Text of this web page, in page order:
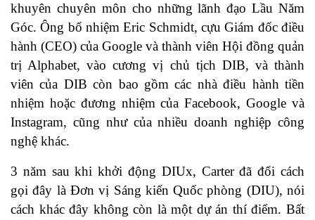
khuyên chuyên môn cho những lãnh đạo Lầu Năm
Góc. Ông bổ nhiệm Eric Schmidt, cựu Giám đốc điều
hành (CEO) của Google và thành viên Hội đồng quản
trị Alphabet, vào cương vị chủ tịch DIB, và thành
viên của DIB còn bao gồm các nhà điều hành tiền
nhiệm hoặc đương nhiệm của Facebook, Google và
Instagram, cũng như của nhiều doanh nghiệp công
nghệ khác.
3 năm sau khi khởi động DIUx, Carter đã đổi cách
gọi đây là Đơn vị Sáng kiến Quốc phòng (DIU), nói
cách khác đây không còn là một dự án thí điểm. Bất